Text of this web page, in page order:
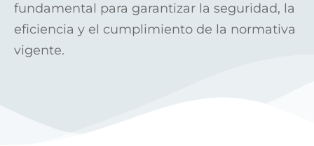
fundamental para garantizar la seguridad, la
eficiencia y el cumplimiento de la normativa
vigente.